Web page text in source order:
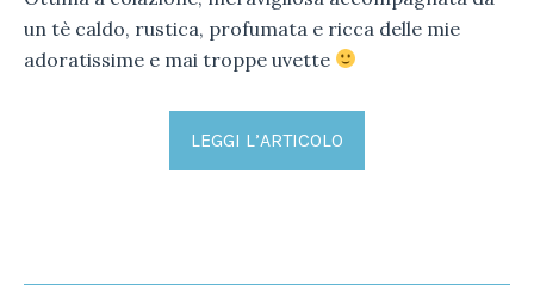
un tè caldo, rustica, profumata e ricca delle mie
adoratissime e mai troppe uvette
LEGGI L’ARTICOLO